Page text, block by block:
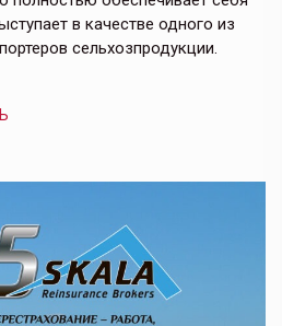
в качестве одного из
сельхозпродукции.